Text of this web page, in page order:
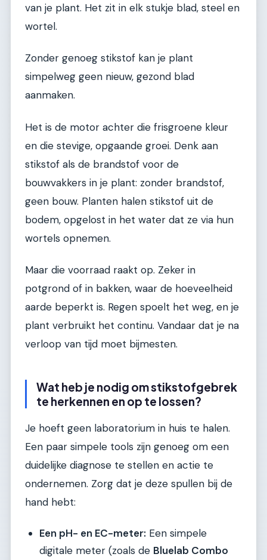
van je plant. Het zit in elk stukje blad, steel en
wortel.
Zonder genoeg stikstof kan je plant
simpelweg geen nieuw, gezond blad
aanmaken.
Het is de motor achter die frisgroene kleur
en die stevige, opgaande groei. Denk aan
stikstof als de brandstof voor de
bouwvakkers in je plant: zonder brandstof,
geen bouw. Planten halen stikstof uit de
bodem, opgelost in het water dat ze via hun
wortels opnemen.
Maar die voorraad raakt op. Zeker in
potgrond of in bakken, waar de hoeveelheid
aarde beperkt is. Regen spoelt het weg, en je
plant verbruikt het continu. Vandaar dat je na
verloop van tijd moet bijmesten.
Wat heb je nodig om stikstofgebrek
te herkennen en op te lossen?
Je hoeft geen laboratorium in huis te halen.
Een paar simpele tools zijn genoeg om een
duidelijke diagnose te stellen en actie te
ondernemen. Zorg dat je deze spullen bij de
hand hebt:
Een pH- en EC-meter: Een simpele
digitale meter (zoals de Bluelab Combo